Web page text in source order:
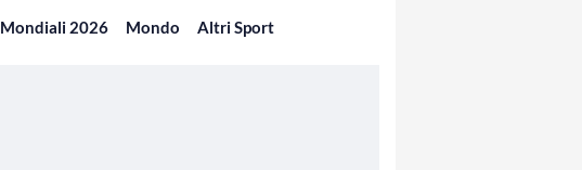
Mondiali 2026 Mondo Altri Sport